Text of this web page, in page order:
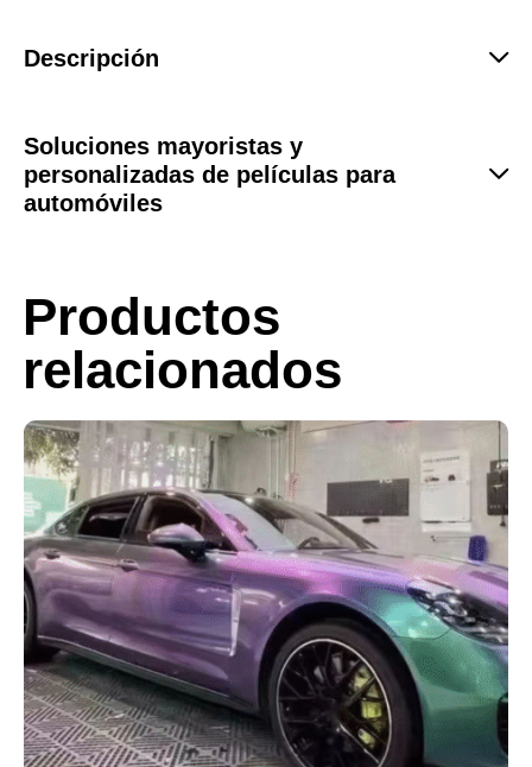
Descripción
Soluciones mayoristas y
personalizadas de películas para
automóviles
Productos
relacionados